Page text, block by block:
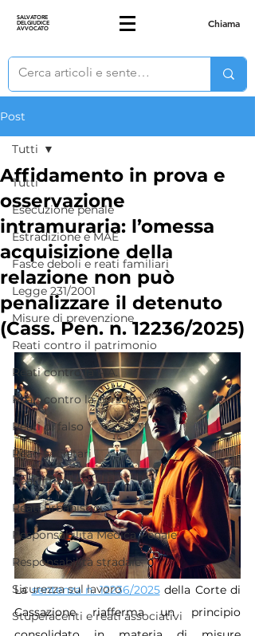
SALVATORE
DELGIUDICE
AVVOCATO Chiama
Post
Tutti
Esecuzione penale
Estradizione e MAE
Fasce deboli e reati familiari
Legge 231/2001
Misure di prevenzione
Reati contro il patrimonio
Reati contro la P.A.
Reati contro la persona
Reati di falso
Reati societari
Reati tributari
Reati urbanistici
Responsabilità Medica Penale
Responsabilità stradale
Sicurezza sul lavoro
Stupefacenti e reati associativi
Tutti
Affidamento in prova e
osservazione
intramuraria: l’omessa
acquisizione della
relazione non può
penalizzare il detenuto
(Cass. Pen. n. 12236/2025)
La sentenza n. 12236/2025 della Corte di
Cassazione riafferma un principio